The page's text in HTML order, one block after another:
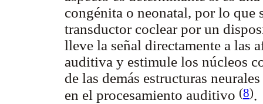
congénita o neonatal, por lo que
transductor coclear por un
lleve la señal directamente a las
auditiva y estimule los núcleos
de las demás estructuras
en el procesamiento auditivo (8).